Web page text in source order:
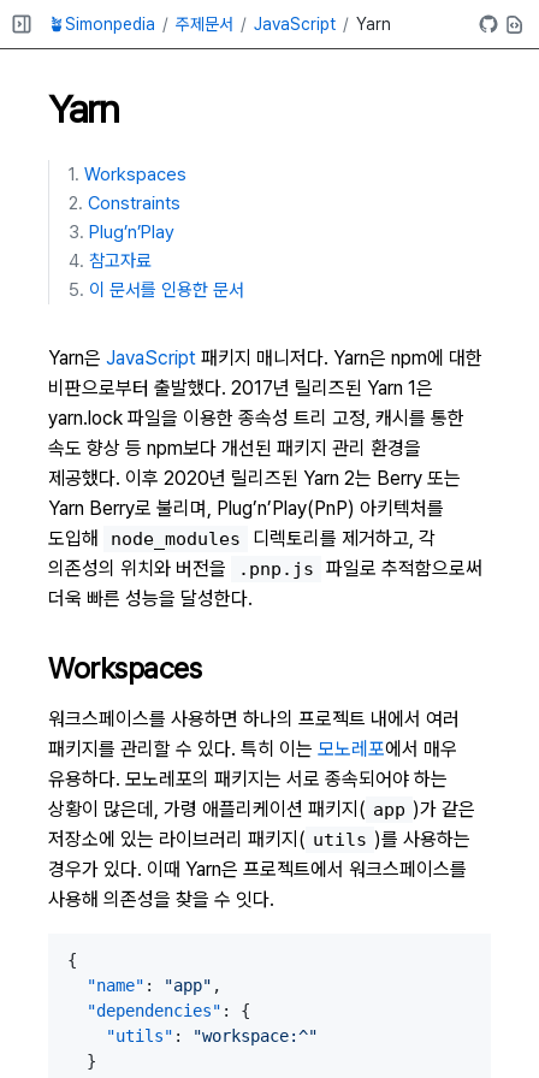
🪴Simonpedia 주제문서 JavaScript Yarn
Yarn
Workspaces
Constraints
Plug’n’Play
참고자료
이 문서를 인용한 문서
Yarn은 JavaScript 패키지 매니저다. Yarn은 npm에 대한
비판으로부터 출발했다. 2017년 릴리즈된 Yarn 1은
yarn.lock 파일을 이용한 종속성 트리 고정, 캐시를 통한
속도 향상 등 npm보다 개선된 패키지 관리 환경을
제공했다. 이후 2020년 릴리즈된 Yarn 2는 Berry 또는
Yarn Berry로 불리며, Plug’n’Play(PnP) 아키텍처를
도입해
node_modules
디렉토리를 제거하고, 각
의존성의 위치와 버전을
.pnp.js
파일로 추적함으로써
더욱 빠른 성능을 달성한다.
Workspaces
워크스페이스를 사용하면 하나의 프로젝트 내에서 여러
패키지를 관리할 수 있다. 특히 이는 모노레포에서 매우
유용하다. 모노레포의 패키지는 서로 종속되어야 하는
상황이 많은데, 가령 애플리케이션 패키지( app )가 같은
저장소에 있는 라이브러리 패키지( utils )를 사용하는
경우가 있다. 이때 Yarn은 프로젝트에서 워크스페이스를
사용해 의존성을 찾을 수 잇다.
{
"name" : "app" ,
"dependencies" :
{
"utils" :
"workspace:^"
}